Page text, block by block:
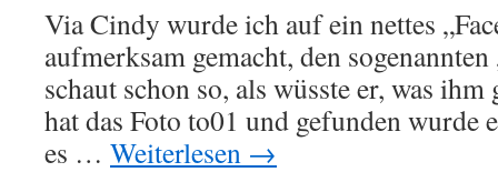
Via Cindy wurde ich auf ein nettes
aufmerksam gemacht, den
schaut schon so, als wüsste er, was
hat das Foto to01 und gefunden wurde
es … Weiterlesen →